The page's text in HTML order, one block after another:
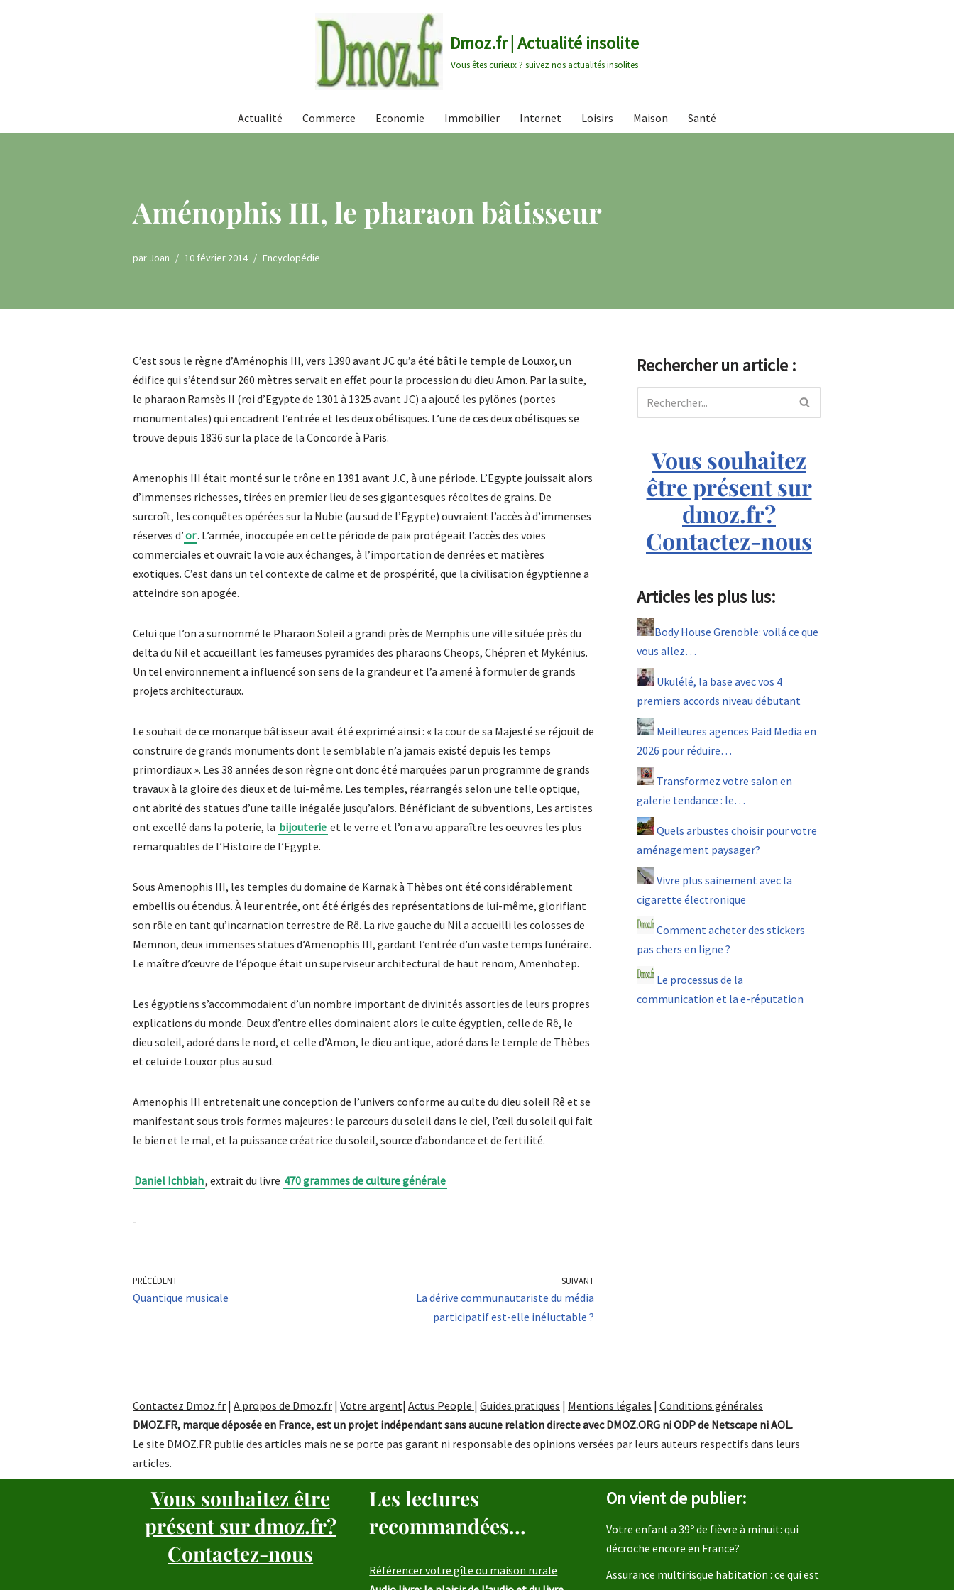
Dmoz.fr | Actualité insolite
Vous êtes curieux ? suivez nos actualités insolites
Actualité Commerce Economie Immobilier Internet Loisirs Maison Santé
Aménophis III, le pharaon bâtisseur
par Joan 10 février 2014 Encyclopédie
C’est sous le règne d’Aménophis III, vers 1390 avant JC qu’a été bâti le temple de Louxor, un
édifice qui s’étend sur 260 mètres servait en effet pour la procession du dieu Amon. Par la suite,
le pharaon Ramsès II (roi d’Egypte de 1301 à 1325 avant JC) a ajouté les pylônes (portes
monumentales) qui encadrent l’entrée et les deux obélisques. L’une de ces deux obélisques se
trouve depuis 1836 sur la place de la Concorde à Paris.
Amenophis III était monté sur le trône en 1391 avant J.C, à une période. L’Egypte jouissait alors
d’immenses richesses, tirées en premier lieu de ses gigantesques récoltes de grains. De
surcroît, les conquêtes opérées sur la Nubie (au sud de l’Egypte) ouvraient l’accès à d’immenses
réserves d’or. L’armée, inoccupée en cette période de paix protégeait l’accès des voies
commerciales et ouvrait la voie aux échanges, à l’importation de denrées et matières
exotiques. C’est dans un tel contexte de calme et de prospérité, que la civilisation égyptienne a
atteindre son apogée.
Celui que l’on a surnommé le Pharaon Soleil a grandi près de Memphis une ville située près du
delta du Nil et accueillant les fameuses pyramides des pharaons Cheops, Chépren et Mykénius.
Un tel environnement a influencé son sens de la grandeur et l’a amené à formuler de grands
projets architecturaux.
Le souhait de ce monarque bâtisseur avait été exprimé ainsi : « la cour de sa Majesté se réjouit de
construire de grands monuments dont le semblable n’a jamais existé depuis les temps
primordiaux ». Les 38 années de son règne ont donc été marquées par un programme de grands
travaux à la gloire des dieux et de lui-même. Les temples, réarrangés selon une telle optique,
ont abrité des statues d’une taille inégalée jusqu’alors. Bénéficiant de subventions, Les artistes
ont excellé dans la poterie, la bijouterie et le verre et l’on a vu apparaître les oeuvres les plus
remarquables de l’Histoire de l’Egypte.
Sous Amenophis III, les temples du domaine de Karnak à Thèbes ont été considérablement
embellis ou étendus. À leur entrée, ont été érigés des représentations de lui-même, glorifiant
son rôle en tant qu’incarnation terrestre de Rê. La rive gauche du Nil a accueilli les colosses de
Memnon, deux immenses statues d’Amenophis III, gardant l’entrée d’un vaste temps funéraire.
Le maître d’œuvre de l’époque était un superviseur architectural de haut renom, Amenhotep.
Les égyptiens s’accommodaient d’un nombre important de divinités assorties de leurs propres
explications du monde. Deux d’entre elles dominaient alors le culte égyptien, celle de Rê, le
dieu soleil, adoré dans le nord, et celle d’Amon, le dieu antique, adoré dans le temple de Thèbes
et celui de Louxor plus au sud.
Amenophis III entretenait une conception de l’univers conforme au culte du dieu soleil Rê et se
manifestant sous trois formes majeures : le parcours du soleil dans le ciel, l’œil du soleil qui fait
le bien et le mal, et la puissance créatrice du soleil, source d’abondance et de fertilité.
Daniel Ichbiah, extrait du livre 470 grammes de culture générale
-
PRÉCÉDENT
Quantique musicale
SUIVANT
La dérive communautariste du média
participatif est-elle inéluctable ?
Rechercher un article :
Vous souhaitez
être présent sur
dmoz.fr?
Contactez-nous
Articles les plus lus:
Body House Grenoble: voilá ce que
vous allez…
Ukulélé, la base avec vos 4
premiers accords niveau débutant
Meilleures agences Paid Media en
2026 pour réduire…
Transformez votre salon en
galerie tendance : le…
Quels arbustes choisir pour votre
aménagement paysager?
Vivre plus sainement avec la
cigarette électronique
Comment acheter des stickers
pas chers en ligne ?
Le processus de la
communication et la e-réputation
Contactez Dmoz.fr | A propos de Dmoz.fr | Votre argent| Actus People | Guides pratiques | Mentions légales | Conditions générales
DMOZ.FR, marque déposée en France, est un projet indépendant sans aucune relation directe avec DMOZ.ORG ni ODP de Netscape ni AOL.
Le site DMOZ.FR publie des articles mais ne se porte pas garant ni responsable des opinions versées par leurs auteurs respectifs dans leurs
articles.
Vous souhaitez être
présent sur dmoz.fr?
Contactez-nous
Les lectures
recommandées...
Référencer votre gîte ou maison rurale
On vient de publier:
Votre enfant a 39º de fièvre à minuit: qui
décroche encore en France?
Assurance multirisque habitation : ce qui est